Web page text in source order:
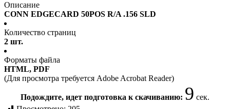
Описание
CONN EDGECARD 50POS R/A .156 SLD
Количество страниц
2 шт.
Форматы файла
HTML, PDF
(Для просмотра требуется Adobe Acrobat Reader)
Подождите, идет подготовка к скачиванию: 9 сек.